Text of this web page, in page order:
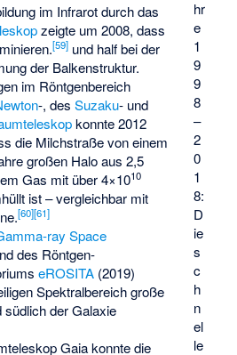
hr
e
1
9
9
8
–
2
0
1
8:
D
ie
s
c
h
n
el
le
im Infrarot durch das
zeigte um 2008, dass
[59]und half bei der
der Balkenstruktur.
im Röntgenbereich
-, des Suzaku- und
konnte 2012
die Milchstraße von einem
großen Halo aus 2,5
Gas mit über 4×1010
ist – vergleichbar mit
[60][61]
ray Space
des Röntgen-
eROSITA(2019)
Spektralbereichgroße
der Galaxie
Gaiakonnte die